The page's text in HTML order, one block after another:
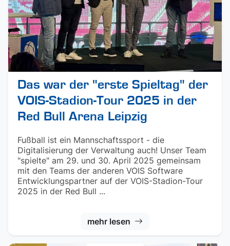
Das war der "erste Spieltag" der
VOIS-Stadion-Tour 2025 in der
Red Bull Arena Leipzig
Fußball ist ein Mannschaftssport - die
Digitalisierung der Verwaltung auch! Unser Team
"spielte" am 29. und 30. April 2025 gemeinsam
mit den Teams der anderen VOIS Software
Entwicklungspartner auf der VOIS-Stadion-Tour
2025 in der Red Bull ...
mehr lesen